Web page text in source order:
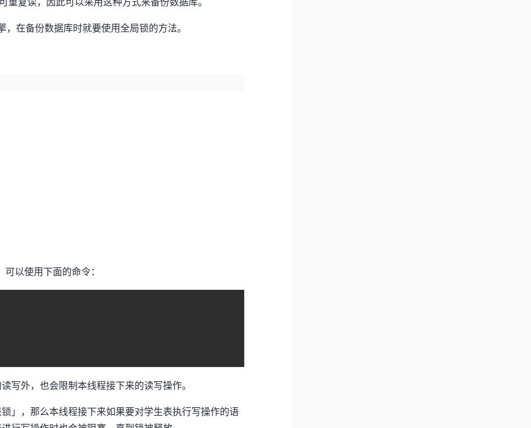
在备份数据库时就要使用全局锁的方法。
以使用下面的命令：
写外，也会限制本线程接下来的读写操作。
」，那么本线程接下来如果要对学生表执行写操作的语